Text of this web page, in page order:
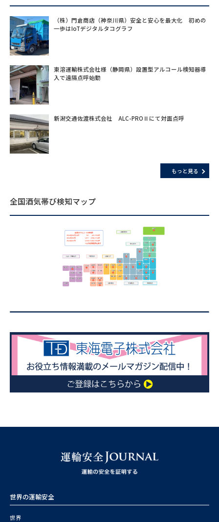
（株）門倉商店（神奈川県）安全と安心を最大化 初めの
一歩はIoTデジタルタコグラフ
東溶運輸株式会社様（静岡県）設置型アルコール検知器導
入で遠隔点呼始動
新潟交通佐渡株式会社 ALC-PROⅡにて対面点呼
もっと見る
全国酒気帯び検知マップ
世界の運輸安全
世界